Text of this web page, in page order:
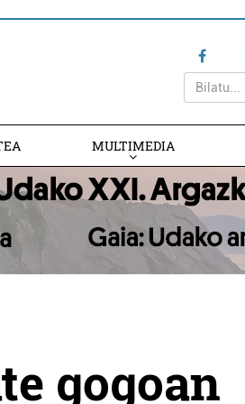
MULTIMEDIA
gogoan